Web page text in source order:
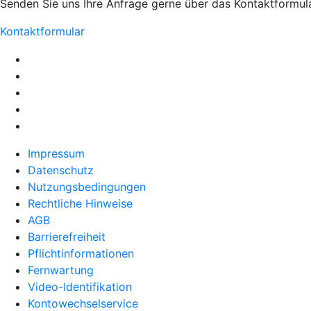
Senden Sie uns Ihre Anfrage gerne über das
Kontaktformular
Impressum
Datenschutz
Nutzungsbedingungen
Rechtliche Hinweise
AGB
Barrierefreiheit
Pflichtinformationen
Fernwartung
Video-Identifikation
Kontowechselservice